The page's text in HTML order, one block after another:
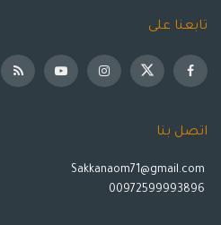
تابعنا على
اتصل بنا
Sakkanaom71@gmail.com